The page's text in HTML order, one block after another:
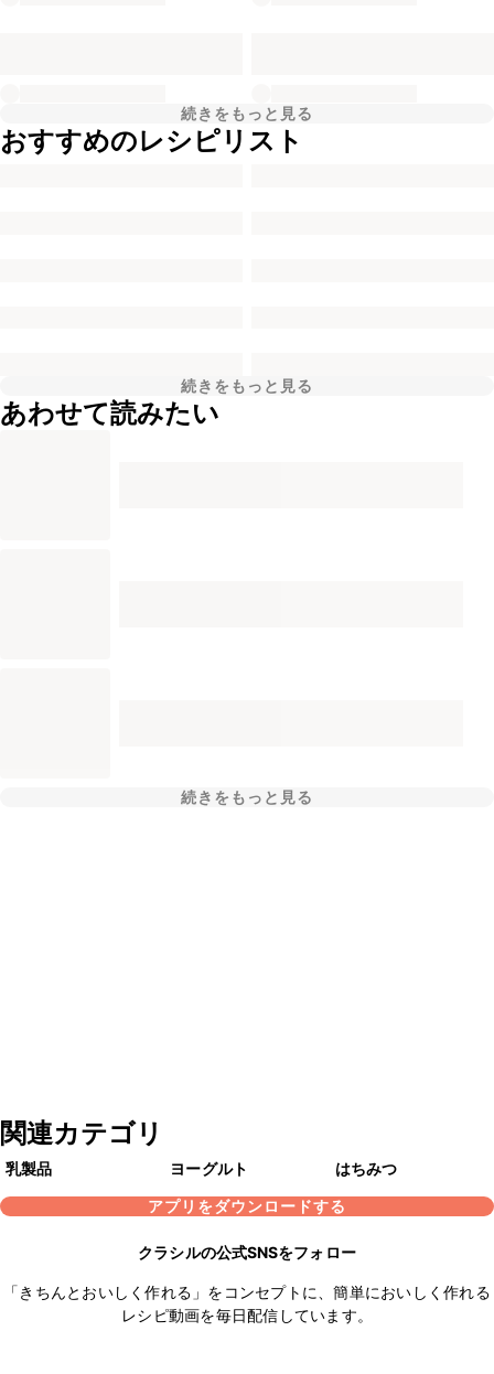
続きをもっと見る
おすすめのレシピリスト
続きをもっと見る
あわせて読みたい
続きをもっと見る
関連カテゴリ
乳製品 ヨーグルト
はちみつ
アプリをダウンロードする
クラシルの公式SNSをフォロー
「きちんとおいしく作れる」をコンセプトに、簡単においしく作れる
レシピ動画を毎日配信しています。